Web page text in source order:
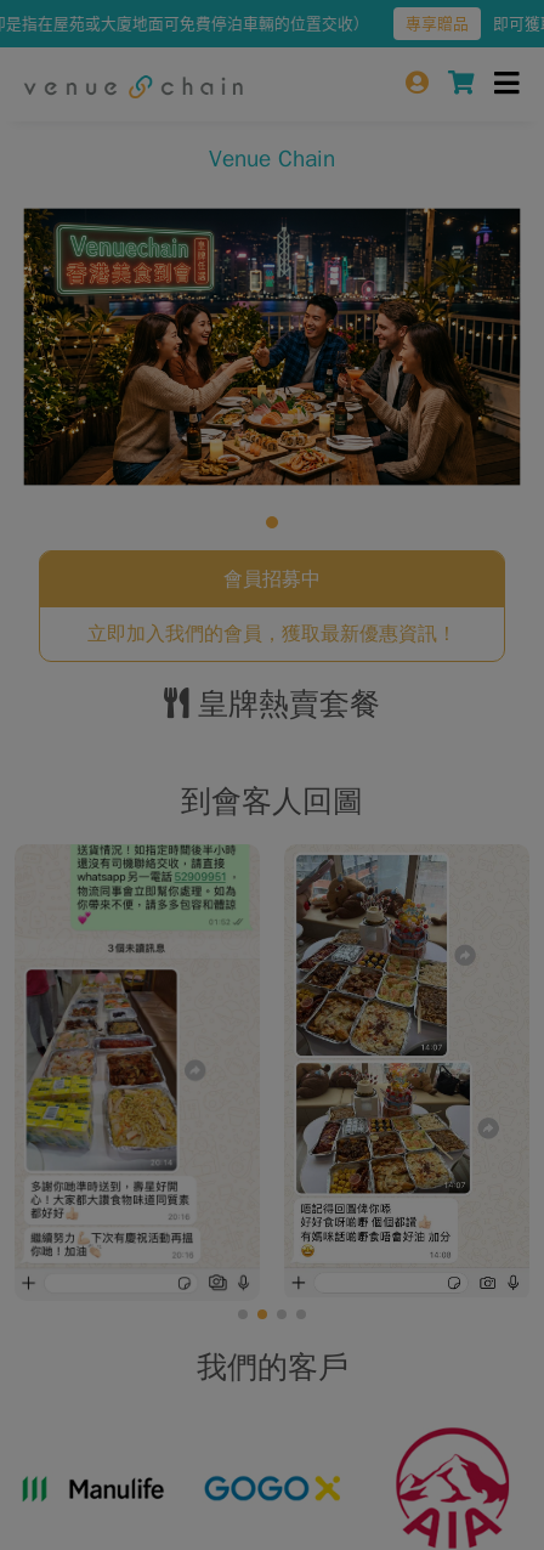
屋苑或大廈地面可免費停泊車輛的位置交收） 專享贈品 即可獲取免
Venue Chain
會員招募中
立即加入我們的會員，獲取最新優惠資訊！
皇牌熱賣套餐
到會客人回圖
我們的客戶